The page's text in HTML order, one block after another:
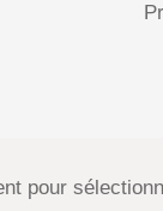
pour